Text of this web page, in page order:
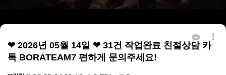
❤ 2026년 05월 14일 ❤ 31건 작업완료 친절상담 카
톡 BORATEAM7 편하게 문의주세요!